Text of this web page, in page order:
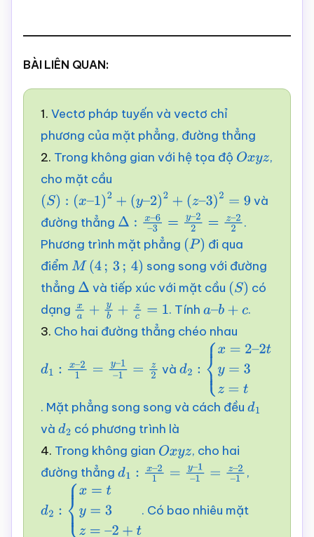
BÀI LIÊN QUAN:
1. Vectơ pháp tuyến và vectơ chỉ
phương của mặt phẳng, đường thẳng
2. Trong không gian với hệ tọa độ Oxyz,
cho mặt cầu
(S): (x –1)2+ y– 2)2+( –3 )2=9
và
đường thẳng Δ: x–6–3 =y –22 =z –
22
.
Phương trình mặt phẳng (P) đi qua
điểm M( 4;3; 4)
song song với đường
thẳng Δ và tiếp xúc với mặt cầu (S) có
dạng xa +y b+ zc =1 . Tínha–b +c
.
3. Cho hai đường thẳng chéo nhau
d1 x –21= y– 1–1=z2 vàd2 :{ x=2 –
3z=t
. Mặt phẳng song song và cách đều d1
và d2 có phương trình là
4. Trong không gian Oxyz, cho hai
đường thẳng d1 x –21= y– 1–1=z– 2– ,
d2 { x=ty= 3z . Có bao nhiêu mặt